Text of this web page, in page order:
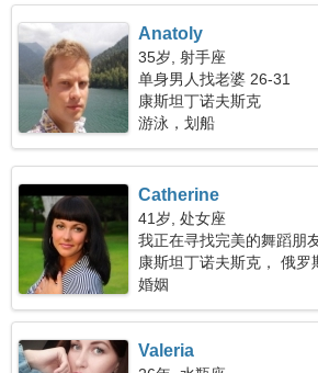
Anatoly
35岁, 射手座
单身男人找老婆 26-31
康斯坦丁诺夫斯克
游泳，划船
Catherine
41岁, 处女座
我正在寻找完美的舞蹈朋
康斯坦丁诺夫斯克， 俄罗
婚姻
Valeria